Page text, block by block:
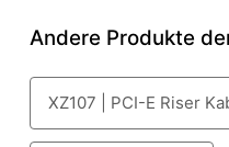
Andere Produkte
XZ107 | PCI-E Riser